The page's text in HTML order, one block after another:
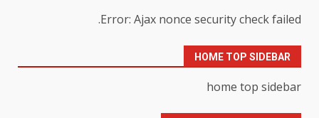
Error: Ajax nonce security check failed.
HOME TOP SIDEBAR
home top sidebar